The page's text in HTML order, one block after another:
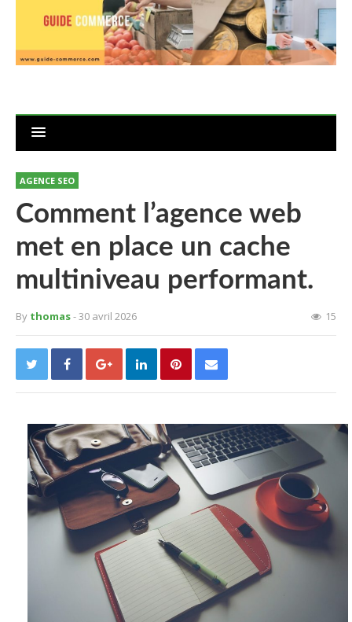
AGENCE SEO
Comment l’agence web
met en place un cache
multiniveau performant.
By thomas- 30 avril 2026 15